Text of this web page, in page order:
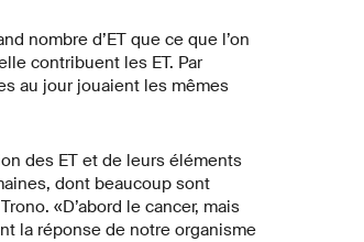
nombre d’ET que ce que l’on
contribuent les ET. Par
au jour jouaient les mêmes
des ET et de leurs éléments
dont beaucoup sont
«D’abord le cancer, mais
la réponse de notre organisme